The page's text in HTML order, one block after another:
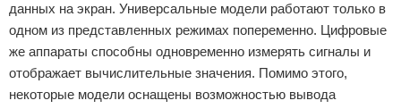
данных на экран. Универсальные модели работают только в
одном из представленных режимах попеременно. Цифровые
же аппараты способны одновременно измерять сигналы и
отображает вычислительные значения. Помимо этого,
некоторые модели оснащены возможностью вывода